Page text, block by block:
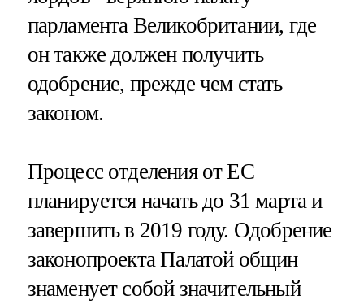
парламента Великобритании, где
он также должен получить
одобрение, прежде чем стать
законом.
Процесс отделения от ЕС
планируется начать до 31 марта и
завершить в 2019 году. Одобрение
законопроекта Палатой общин
знаменует собой значительный